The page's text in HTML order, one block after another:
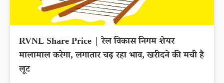
RVNL Share Price | रेल विकास निगम शेयर
मालामाल करेगा, लगातार चढ़ रहा भाव, खरीदने की मची है
लूट